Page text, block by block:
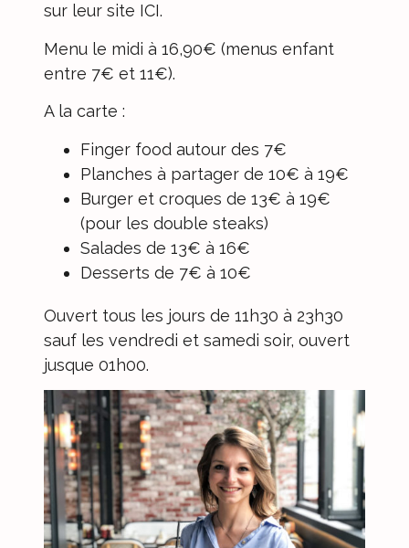
sur leur site ICI.
Menu le midi à 16,90€ (menus enfant
entre 7€ et 11€).
A la carte :
Finger food autour des 7€
Planches à partager de 10€ à 19€
Burger et croques de 13€ à 19€
(pour les double steaks)
Salades de 13€ à 16€
Desserts de 7€ à 10€
Ouvert tous les jours de 11h30 à 23h30
sauf les vendredi et samedi soir, ouvert
jusque 01h00.